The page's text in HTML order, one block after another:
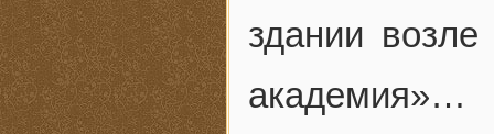
здании